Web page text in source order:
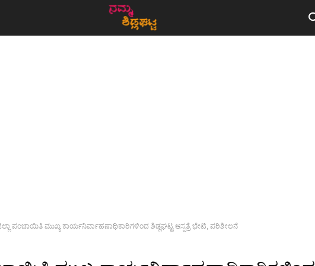
ಪಂಚಾಯಿತಿ ಮುಖ್ಯ ಕಾರ್ಯನಿರ್ವಾಹಣಾಧಿಕಾರಿಗಳಿಂದ ಶಿಡ್ಲಘಟ್ಟ ಆಸ್ಪತ್ರೆ ಭೇಟಿ, ಪರಿಶೀಲನೆ